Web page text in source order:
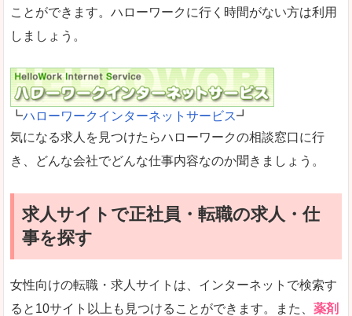
ことができます。ハローワークに行く時間がない方は利用
しましょう。
┗ハローワークインターネットサービス┛
気になる求人を見つけたらハローワークの相談窓口に行
き、どんな会社でどんな仕事内容なのか聞きましょう。
求人サイトで正社員・転職の求人・仕
事を探す
女性向けの転職・求人サイトは、インターネットで検索す
ると10サイト以上も見つけることができます。また、 薬剤